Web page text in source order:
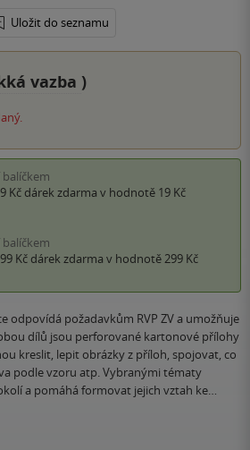
Uložit do seznamu
vazba )
balíčkem
Kč dárek zdarma v hodnotě 19 Kč
balíčkem
Kč dárek zdarma v hodnotě 299 Kč
odpovídá požadavkům RVP ZV a umožňuje
dílů jsou perforované kartonové přílohy
kreslit, lepit obrázky z příloh, spojovat, co
podle vzoru atp. Vybranými tématy
a pomáhá formovat jejich vztah ke…